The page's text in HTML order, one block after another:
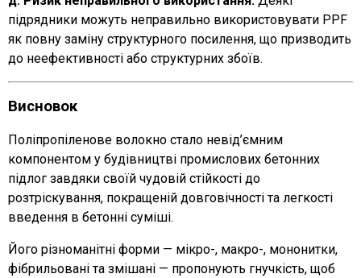
підрядники можуть неправильно використовувати PPF
як повну заміну структурного посилення, що призводить
до неефективності або структурних збоїв.
Висновок
Поліпропіленове волокно стало невід’ємним
компонентом у будівництві промислових бетонних
підлог завдяки своїй чудовій стійкості до
розтріскування, покращеній довговічності та легкості
введення в бетонні суміші.
Його різноманітні форми — мікро-, макро-, мононитки,
фібрильовані та змішані — пропонують гнучкість, щоб